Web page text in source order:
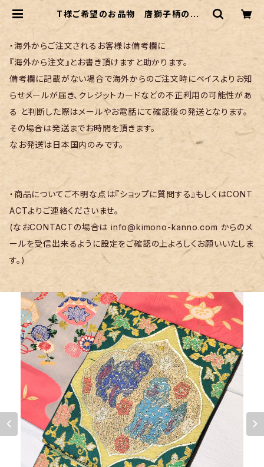
T様ご希望のお品物 唐獅子柄のアン
ティークの袋帯〜緑青色に金糸 紺
とシアン色の獅子〜 | リサイクル着物
菅野
・海外からご注文されるお客様は備考欄に
『海外から注文』とお書き頂けますと助かります。
備考欄に記載がない場合で海外からのご注文時にベイスよりお知
らせメールが届き、クレジットカードなどの不正利用の可能性があ
る と判断した際はメールやお電話にて確認後の発送となります。
その場合は発送までお時間を頂きます。
なお発送は日本国内のみです。
・商品についてご不明な点は『ショップに質問する』もしくはCONT
ACTよりご連絡くださいませ。
(なおCONTACTの場合はinfo@kimono-kanno.com からのメ
ールを受信出来るように設定をご確認の上よろしくお願いいたしま
す。)